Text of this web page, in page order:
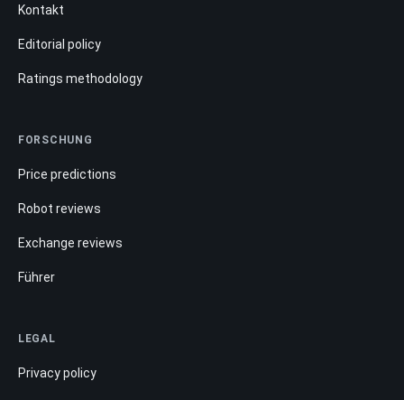
Kontakt
Editorial policy
Ratings methodology
FORSCHUNG
Price predictions
Robot reviews
Exchange reviews
Führer
LEGAL
Privacy policy